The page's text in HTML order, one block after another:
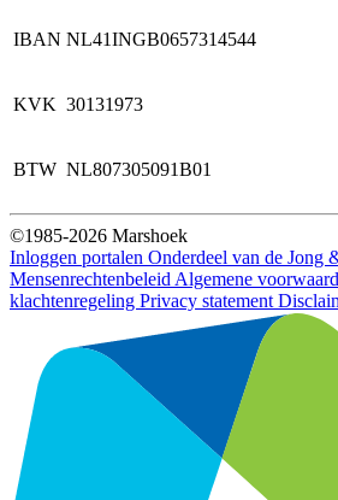
IBAN NL41INGB0657314544
KVK 30131973
BTW NL807305091B01
©1985-2026 Marshoek
Inloggen portalen Onderdeel van de Jong
MensenrechtenbeleidAlgemene
klachtenregeling Privacy statement